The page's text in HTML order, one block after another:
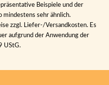
Beispiele und der
mindestens sehr ähnlich.
zzgl. Liefer-/Versandkosten. Es
aufgrund der Anwendung der
UStG.